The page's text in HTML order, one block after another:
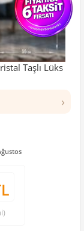
Taşlı Lüks
›